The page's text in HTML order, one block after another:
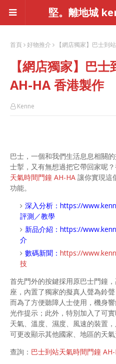
堅。離地城
首頁 好物推介 【網店獨家】巴士到
【網店獨家】巴
AH-HA 香港製作
Kenne
巴士，一個和我們生活息息相關
士掣，又有無想過把它帶回家呢
天氣時間門鐘 AH-HA 讓你實現這
功能。
深入分析： https://
評測／教學
新品介紹： https://
介
數碼新聞： https://
技
首先門外的按鍵採用原巴士門鐘
座，內置了獨家的擬真人聲為鈴
而為了方便聽障人士使用，機身
光作提示；此外，特別加入了可
天氣、溫度、濕度、風速的裝置
可更改顯示其他國家、地區的天氣
查詢： 巴士到站天氣時間門鐘